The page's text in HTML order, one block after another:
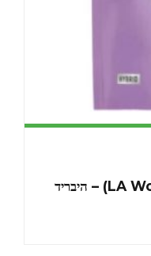
לה וומאק מיני (LA Womac Mini) – היבריד